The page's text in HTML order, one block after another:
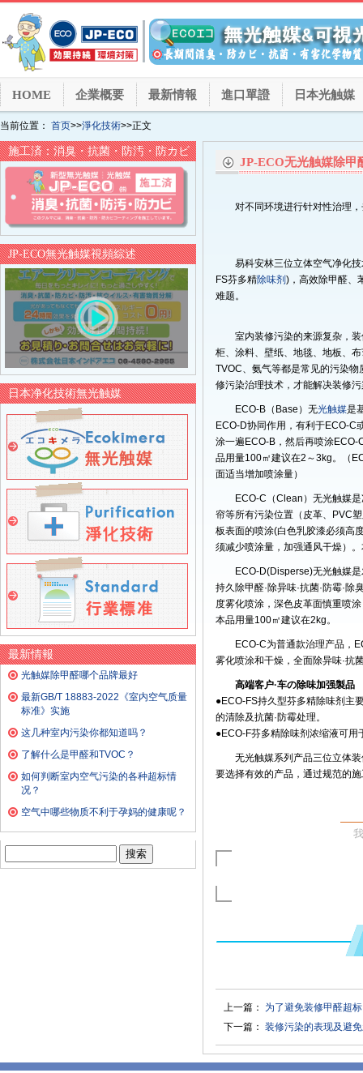
HOME 企業概要 最新情報 進口單證 日本光触媒
当前位置： 首页>>淨化技術>>正文
JP-ECO无光触媒除甲
对不同环境进行针对性治理
易科安林三位立体空气净化
FS芬多精除味剂 )，高效除甲醛、
难题。
室内装修污染的来源复杂，
柜、涂料、壁纸、地毯、地板、
TVOC、氨气等都是常见的污染物
修污染治理技术，才能解决装修
ECO-B（Base）无光触媒是
ECO-D协同作用，有利于ECO-C
涂一遍ECO-B，然后再喷涂
品用量100㎡建议在2～3kg。（
面适当增加喷涂量）
ECO-C（Clean）无光触媒
帘等所有污染位置（皮革、PVC
板表面的喷涂(白色乳胶漆必须高
须减少喷涂量，加强通风干燥）
ECO-D(Disperse)无光触媒
持久除甲醛·除异味·抗菌·防霉·
度雾化喷涂，深色皮革面慎重喷
本品用量100㎡建议在2kg。
ECO-C为普通款治理产品，
雾化喷涂和干燥，全面除异味·抗
高端客户·车の除味加强製品
●ECO-FS持久型芬多精除味剂主
的清除及抗菌·防霉处理。
●ECO-F芬多精除味剂浓缩液可
无光触媒系列产品三位立体
要选择有效的产品，通过规范的
上一篇： 为了避免装修甲醛超
下一篇： 装修污染的表现及避
施工済：消臭・抗菌・防汚・防カビ
JP-ECO無光触媒視頻綜述
日本净化技術無光触媒
最新情報
光触媒除甲醛哪个品牌最好
最新GB/T 18883-2022《室内空气质量
标准》实施
这几种室内污染你都知道吗？
了解什么是甲醛和TVOC？
如何判断室内空气污染的各种超标情
况？
空气中哪些物质不利于孕妈的健康呢？
搜
索：